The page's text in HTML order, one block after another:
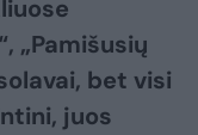
„Pamišusių
bet visi
juos